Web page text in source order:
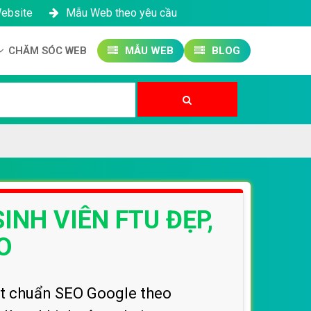
Mẫu Web theo yêu cầu
CHĂM SÓC WEB MẪU WEB BLOG
VIÊN FTU ĐẸP,
SEO Google theo